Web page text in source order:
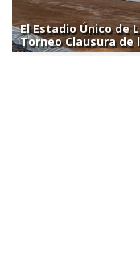
El Estadio Único de
Torneo Clausura de